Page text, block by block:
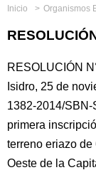
Inicio Organismos
RESOLUCIÓN
Isidro, 25 de
1382-2014/
primera
terreno eriazo de
Oeste de la